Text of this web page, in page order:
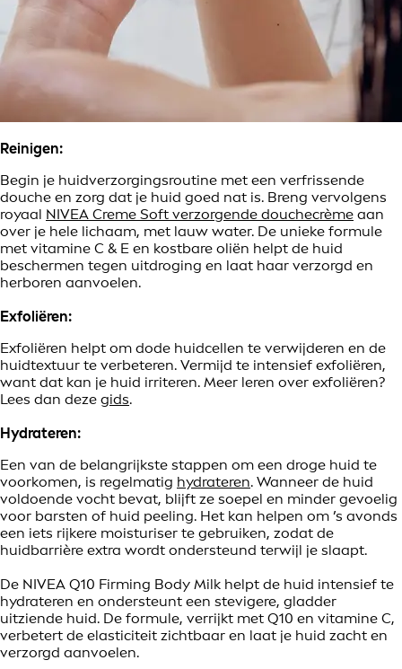
Reinigen:
Begin je huidverzorgingsroutine met een verfrissende
douche en zorg dat je huid goed nat is. Breng vervolgens
royaal NIVEA Creme Soft verzorgende douchecrème aan
over je hele lichaam, met lauw water. De unieke formule
met vitamine C & E en kostbare oliën helpt de huid
beschermen tegen uitdroging en laat haar verzorgd en
herboren aanvoelen.
Exfoliëren:
Exfoliëren helpt om dode huidcellen te verwijderen en de
huidtextuur te verbeteren. Vermijd te intensief exfoliëren,
want dat kan je huid irriteren. Meer leren over exfoliëren?
Lees dan deze gids.
Hydrateren:
Een van de belangrijkste stappen om een droge huid te
voorkomen, is regelmatig hydrateren. Wanneer de huid
voldoende vocht bevat, blijft ze soepel en minder gevoelig
voor barsten of huid peeling. Het kan helpen om ’s avonds
een iets rijkere moisturiser te gebruiken, zodat de
huidbarrière extra wordt ondersteund terwijl je slaapt.
De NIVEA Q10 Firming Body Milk helpt de huid intensief te
hydrateren en ondersteunt een stevigere, gladder
uitziende huid. De formule, verrijkt met Q10 en vitamine C,
verbetert de elasticiteit zichtbaar en laat je huid zacht en
verzorgd aanvoelen.